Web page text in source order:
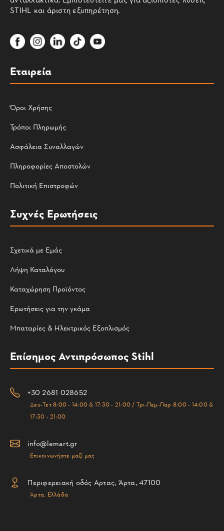
STIHL και άριστη εξυπηρέτηση.
Εταιρεία
Όροι Χρήσης
Τρόποι Πληρωμής
Ασφάλεια Συναλλαγών
Πληροφορίες Αποστολών
Πολιτική Επιστροφών
Συχνές Ερωτήσεις
Σχετικά με Εμάς
Λήψη Καταλόγου
Καταχώρηση Προϊόντος
Ερωτήσεις για την γκάμα
Μπαταρίες & Ηλεκτρικός Εξοπλισμός
Επίσημος Αντιπρόσωπος Stihl
+30 2681 028652
Δευ-Τετ 8:00 - 14:00 & 17:30 - 21:00 / Τρι-Πεμ-Παρ 8:00 - 14:00 &
17:30 - 21:00
info@lemart.gr
Επικοινωνήστε μαζί μας
Περιφερειακή οδός Αρτας, Άρτα, 47100
Άρτα, Ελλάδα